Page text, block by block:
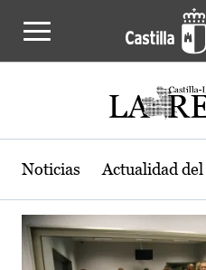
Actualidad de la
Noticias Actualidad